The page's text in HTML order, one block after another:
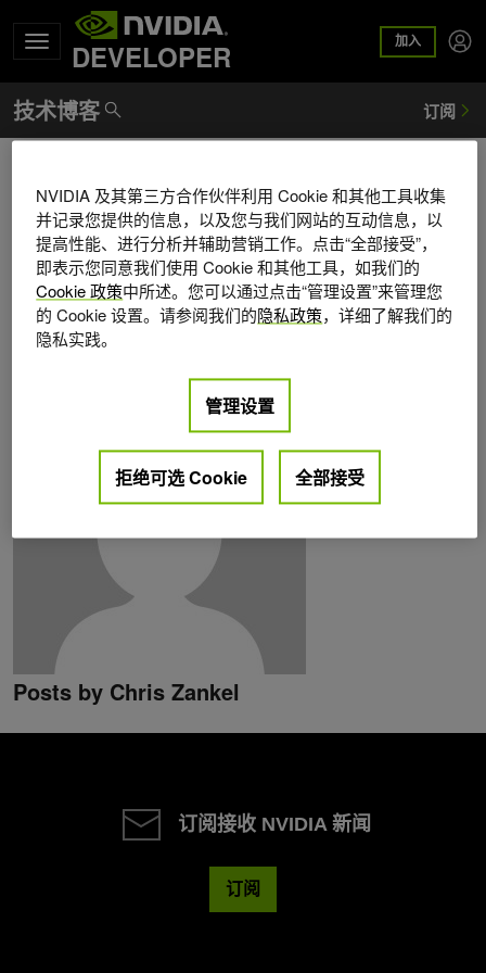
DEVELOPER 加入
Chris Zankel is a Senior Product Manager for the NVIDIA
DGX System Software. As an engineer turned product
manager, he has experiences ranging from embedded
devices to large scale Enterprise systems. In past roles, he
actively contributed to the Linux kernel and worked on
storage, virtualization, and containerization.
Posts by Chris Zankel
订阅接收 NVIDIA 新闻
订阅
NVIDIA 及其第三方合作伙伴利用 Cookie 和其他工具收集
并记录您提供的信息，以及您与我们网站的互动信息，以
提高性能、进行分析并辅助营销工作。点击“全部接受”，
即表示您同意我们使用 Cookie 和其他工具，如我们的
Cookie 政策中所述。您可以通过点击“管理设置”来管理您
的 Cookie 设置。请参阅我们的隐私政策，详细了解我们的
隐私实践。
管理设置
拒绝可选 Cookie 全部接受